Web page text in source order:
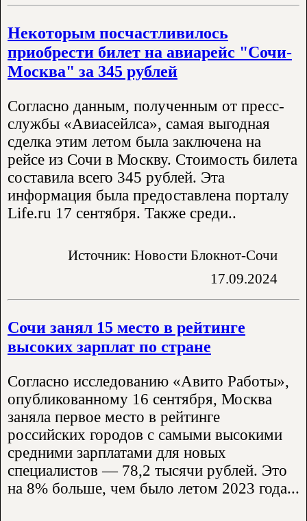
Некоторым посчастливилось
приобрести билет на авиарейс "Сочи-
Москва" за 345 рублей
Согласно данным, полученным от пресс-
службы «Авиасейлса», самая выгодная
сделка этим летом была заключена на
рейсе из Сочи в Москву. Стоимость билета
составила всего 345 рублей. Эта
информация была предоставлена порталу
Life.ru 17 сентября. Также среди..
Источник: Новости Блокнот-Сочи
17.09.2024
Сочи занял 15 место в рейтинге
высоких зарплат по стране
Согласно исследованию «Авито Работы»,
опубликованному 16 сентября, Москва
заняла первое место в рейтинге
российских городов с самыми высокими
средними зарплатами для новых
специалистов — 78,2 тысячи рублей. Это
на 8% больше, чем было летом 2023 года...